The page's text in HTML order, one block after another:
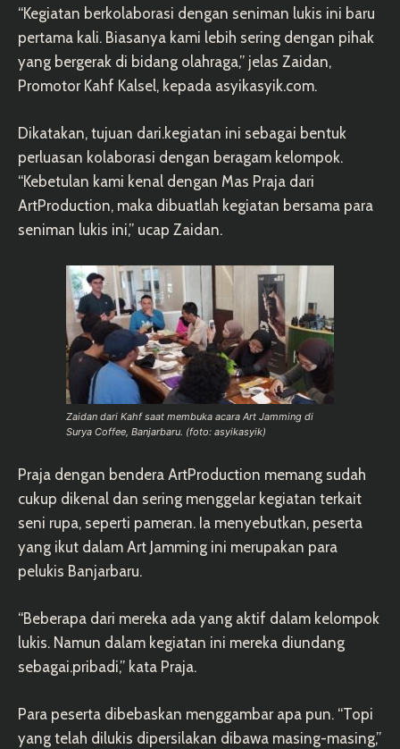
“Kegiatan berkolaborasi dengan seniman lukis ini baru
pertama kali. Biasanya kami lebih sering dengan pihak
yang bergerak di bidang olahraga,” jelas Zaidan,
Promotor Kahf Kalsel, kepada asyikasyik.com.
Dikatakan, tujuan dari.kegiatan ini sebagai bentuk
perluasan kolaborasi dengan beragam kelompok.
“Kebetulan kami kenal dengan Mas Praja dari
ArtProduction, maka dibuatlah kegiatan bersama para
seniman lukis ini,” ucap Zaidan.
Zaidan dari Kahf saat membuka acara Art Jamming di
Surya Coffee, Banjarbaru. (foto: asyikasyik)
Praja dengan bendera ArtProduction memang sudah
cukup dikenal dan sering menggelar kegiatan terkait
seni rupa, seperti pameran. Ia menyebutkan, peserta
yang ikut dalam Art Jamming ini merupakan para
pelukis Banjarbaru.
“Beberapa dari mereka ada yang aktif dalam kelompok
lukis. Namun dalam kegiatan ini mereka diundang
sebagai.pribadi,” kata Praja.
Para peserta dibebaskan menggambar apa pun. “Topi
yang telah dilukis dipersilakan dibawa masing-masing,”